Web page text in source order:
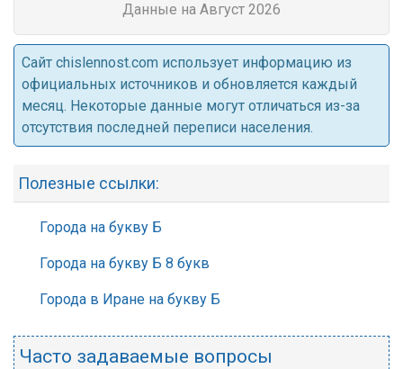
Данные на Август 2026
Cайт chislennost.com использует информацию из
официальных источников и обновляется каждый
месяц. Некоторые данные могут отличаться из-за
отсутствия последней переписи населения.
Полезные ссылки:
Города на букву Б
Города на букву Б 8 букв
Города в Иране на букву Б
Часто задаваемые вопросы